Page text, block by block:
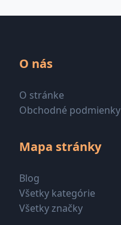
O nás
O stránke
Obchodné podmienky
Mapa stránky
Blog
Všetky kategórie
Všetky značky